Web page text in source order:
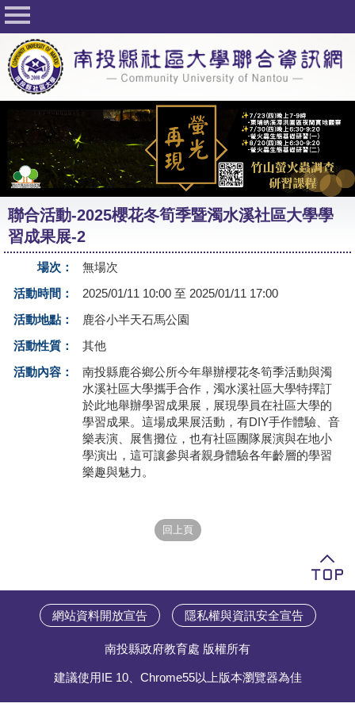
回首頁
關於社大
公佈欄
行事曆
最新活動
活動花絮
課程一覽表
志工與社團
社大學習Q&A
友站連結
網路選課
聯合活動-2025櫻花冬筍季暨濁水溪社區大學學
習成果展-2
場次：
無場次
活動時間：
2025/01/11 10:00 至 2025/01/11 17:00
活動地點：
鹿谷小半天石馬公園
活動性質：
其他
活動內容：
南投縣鹿谷鄉公所今年舉辦櫻花冬筍季活動與濁
水溪社區大學攜手合作，濁水溪社區大學特擇訂
於此地舉辦學習成果展，展現學員在社區大學的
學習成果。這場成果展活動，有DIY手作體驗、音
樂表演、展售攤位，也有社區團隊展演與在地小
學演出，這可讓參與者親身體驗各年齡層的學習
樂趣與魅力。
網站資料開放宣告 隱私權與資訊安全宣告
南投縣政府教育處 版權所有
建議使用IE 10、Chrome55以上版本瀏覽器為佳